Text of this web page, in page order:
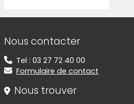
Informations de contact
Nous contacter
Tel : 03 27 72 40 00
Formulaire de contact
Nous trouver